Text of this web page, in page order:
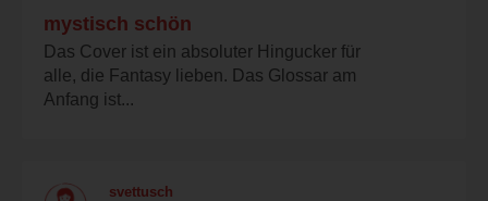
mystisch schön
Das Cover ist ein absoluter Hingucker für
alle, die Fantasy lieben. Das Glossar am
Anfang ist...
svettusch